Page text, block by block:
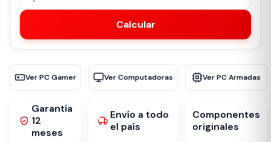
Calcular
Ver PC Gamer Ver Computadoras Ver PC Armadas
Garantía
12
meses
Envío a todo
el país
Componentes
originales